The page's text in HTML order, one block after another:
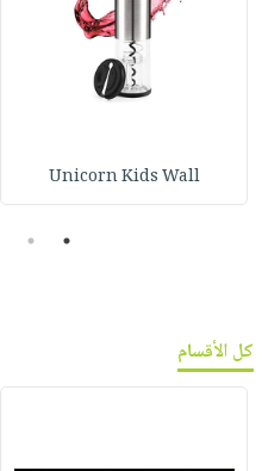
Unicorn Kids Wall
1
2
كل الأقسام